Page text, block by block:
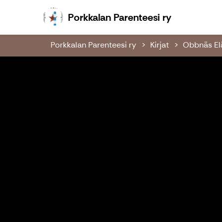
Porkkalan Parenteesi ryPorkkalan
Porkkalan Parenteesi ry Kirjat Obbnäs